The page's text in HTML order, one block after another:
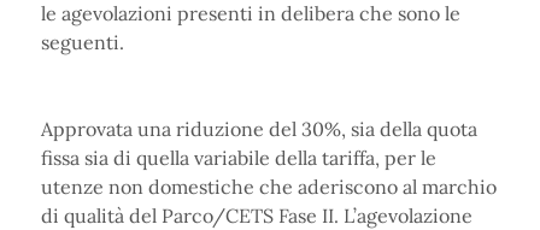
le agevolazioni presenti in delibera che sono le
seguenti.
Approvata una riduzione del 30%, sia della quota
fissa sia di quella variabile della tariffa, per le
utenze non domestiche che aderiscono al marchio
di qualità del Parco/CETS Fase II. L’agevolazione